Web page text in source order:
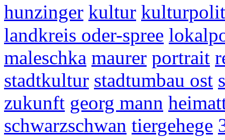
hunzinger kultur
landkreis oder-spree
maleschka maurer portrait
stadtkultur stadtumbau ost
zukunft georg mann
schwarzschwan tiergehege